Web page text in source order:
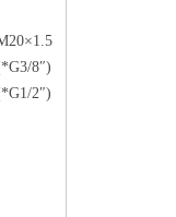
8″)
2″)